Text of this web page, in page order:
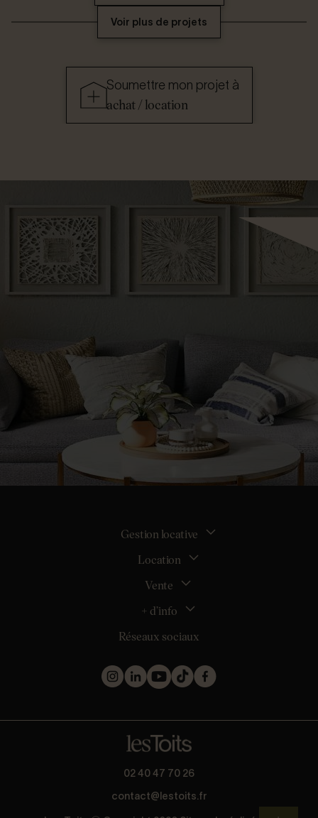
Voir plus de projets
Soumettre mon projet à
achat / location
Gestion locative
La gestion locative
Location
Tous nos biens en location
Location appartement Saint-Sébastien-sur-Loire
Location maison Clisson (44190)
Location maison Rezé (44400)
Vente
Estimer mon bien
Maison Carquefou (44470)
Maison Couëron (44220)
Appartement Saint-Herblain (44800)
+ d’info
Inscription
Nos métiers
Les projets d’achat
Mentions légales
Politique de confidentialité
Barème
* Collecte d’avis conforme à la norme AFNOR NF ISO 20488 via
Réseaux sociaux
02 40 47 70 26
contact@lestoits.fr